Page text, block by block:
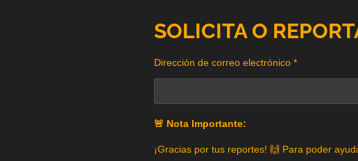
SOLICITA O
Dirección de correo electrónico *
🚨 Nota Importante:
¡Gracias por tus reportes! 🙌 Para poder